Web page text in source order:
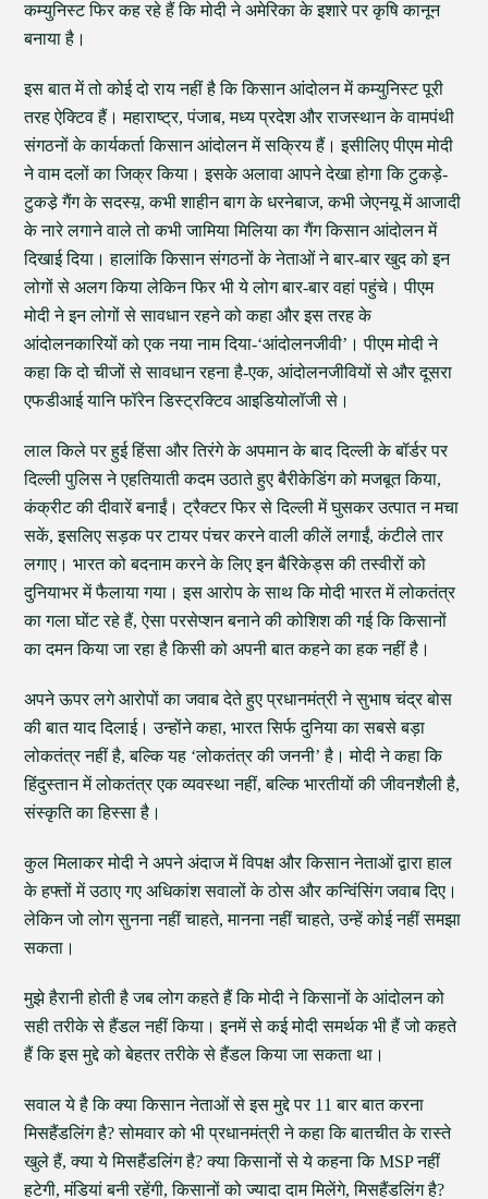
कम्युनिस्ट फिर कह रहे हैं कि मोदी ने अमेरिका के इशारे पर कृषि कानून
बनाया है।
इस बात में तो कोई दो राय नहीं है कि किसान आंदोलन में कम्युनिस्ट पूरी
तरह ऐक्टिव हैं। महाराष्ट्र, पंजाब, मध्य प्रदेश और राजस्थान के वामपंथी
संगठनों के कार्यकर्ता किसान आंदोलन में सक्रिय हैं। इसीलिए पीएम मोदी
ने वाम दलों का जिक्र किया। इसके अलावा आपने देखा होगा कि टुकड़े-
टुकडे़ गैंग के सदस्य़, कभी शाहीन बाग के धरनेबाज, कभी जेएनयू में आजादी
के नारे लगाने वाले तो कभी जामिया मिलिया का गैंग किसान आंदोलन में
दिखाई दिया। हालांकि किसान संगठनों के नेताओं ने बार-बार खुद को इन
लोगों से अलग किया लेकिन फिर भी ये लोग बार-बार वहां पहुंचे। पीएम
मोदी ने इन लोगों से सावधान रहने को कहा और इस तरह के
आंदोलनकारियों को एक नया नाम दिया-‘आंदोलनजीवी’। पीएम मोदी ने
कहा कि दो चीजों से सावधान रहना है-एक, आंदोलनजीवियों से और दूसरा
एफडीआई यानि फॉरेन डिस्ट्रक्टिव आइडियोलॉजी से।
लाल किले पर हुई हिंसा और तिरंगे के अपमान के बाद दिल्ली के बॉर्डर पर
दिल्ली पुलिस ने एहतियाती कदम उठाते हुए बैरीकेडिंग को मजबूत किया,
कंक्रीट की दीवारें बनाईं। ट्रैक्टर फिर से दिल्ली में घुसकर उत्पात न मचा
सकें, इसलिए सड़क पर टायर पंचर करने वाली कीलें लगाईं, कंटीले तार
लगाए। भारत को बदनाम करने के लिए इन बैरिकेड्स की तस्वीरों को
दुनियाभर में फैलाया गया। इस आरोप के साथ कि मोदी भारत में लोकतंत्र
का गला घोंट रहे हैं, ऐसा परसेप्शन बनाने की कोशिश की गई कि किसानों
का दमन किया जा रहा है किसी को अपनी बात कहने का हक नहीं है।
अपने ऊपर लगे आरोपों का जवाब देते हुए प्रधानमंत्री ने सुभाष चंद्र बोस
की बात याद दिलाई। उन्होंने कहा, भारत सिर्फ दुनिया का सबसे बड़ा
लोकतंत्र नहीं है, बल्कि यह ‘लोकतंत्र की जननी’ है। मोदी ने कहा कि
हिंदुस्तान में लोकतंत्र एक व्यवस्था नहीं, बल्कि भारतीयों की जीवनशैली है,
संस्कृति का हिस्सा है।
कुल मिलाकर मोदी ने अपने अंदाज में विपक्ष और किसान नेताओं द्वारा हाल
के हफ्तों में उठाए गए अधिकांश सवालों के ठोस और कन्विंसिंग जवाब दिए।
लेकिन जो लोग सुनना नहीं चाहते, मानना नहीं चाहते, उन्हें कोई नहीं समझा
सकता।
मुझे हैरानी होती है जब लोग कहते हैं कि मोदी ने किसानों के आंदोलन को
सही तरीके से हैंडल नहीं किया। इनमें से कई मोदी समर्थक भी हैं जो कहते
हैं कि इस मुद्दे को बेहतर तरीके से हैंडल किया जा सकता था।
सवाल ये है कि क्या किसान नेताओं से इस मुद्दे पर 11 बार बात करना
मिसहैंडलिंग है? सोमवार को भी प्रधानमंत्री ने कहा कि बातचीत के रास्ते
खुले हैं, क्या ये मिसहैंडलिंग है? क्या किसानों से ये कहना कि MSP नहीं
हटेगी, मंडियां बनी रहेंगी, किसानों को ज्यादा दाम मिलेंगे, मिसहैंडलिंग है?